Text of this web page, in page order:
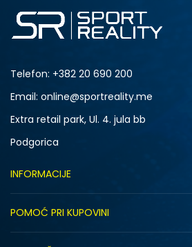
Telefon: +382 20 690 200
Email: online@sportreality.me
Extra retail park, Ul. 4. jula bb
Podgorica
INFORMACIJE
POMOĆ PRI KUPOVINI